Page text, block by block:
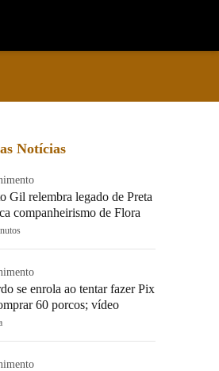
Notícias
Gil relembra legado de Preta
companheirismo de Flora
se enrola ao tentar fazer Pix
60 porcos; vídeo